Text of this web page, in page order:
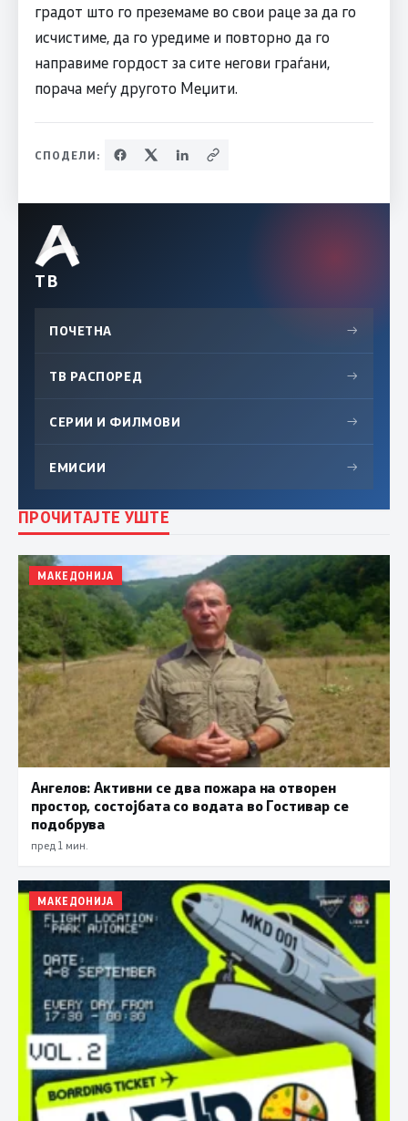
градот што го преземаме во свои раце за да го
исчистиме, да го уредиме и повторно да го
направиме гордост за сите негови граѓани,
порача меѓу другото Меџити.
СПОДЕЛИ:
ТВ
ПОЧЕТНА →
ТВ РАСПОРЕД →
СЕРИИ И ФИЛМОВИ →
ЕМИСИИ →
ПРОЧИТАЈТЕ УШТЕ
МАКЕДОНИЈА
Ангелов: Активни се два пожара на отворен
простор, состојбата со водата во Гостивар се
подобрува
пред 1 мин.
МАКЕДОНИЈА